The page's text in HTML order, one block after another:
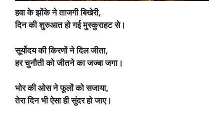
हवा के झोंके ने ताजगी बिखेरी,
दिन की शुरुआत हो गई मुस्कुराहट से।
सूर्योदय की किरणों ने दिल जीता,
हर चुनौती को जीतने का जज्बा जगा।
भोर की ओस ने फूलों को सजाया,
तेरा दिन भी ऐसा ही सुंदर हो जाए।